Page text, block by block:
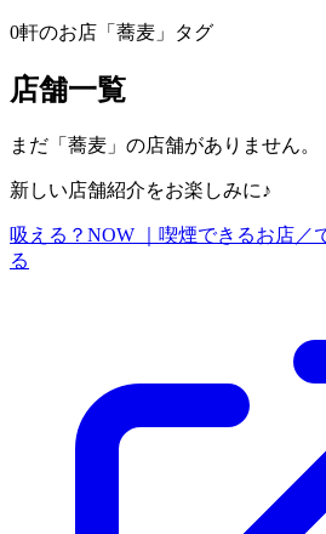
0軒のお店 「 蕎麦 」タグ
店舗一覧
まだ「 蕎麦 」の店舗がありません。
新しい店舗紹介をお楽しみに♪
吸える？NOW ｜喫煙できるお店／
る